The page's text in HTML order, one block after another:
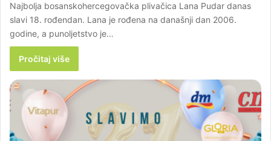
Najbolja bosanskohercegovačka plivačica Lana Pudar danas
slavi 18. rođendan. Lana je rođena na današnji dan 2006.
godine, a punoljetstvo je…
Pročitaj više